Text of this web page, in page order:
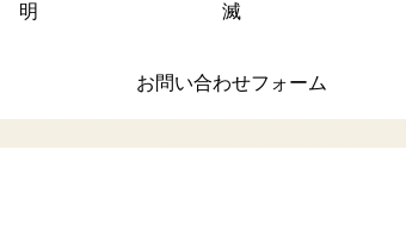
明 滅
お問い合わせフォーム